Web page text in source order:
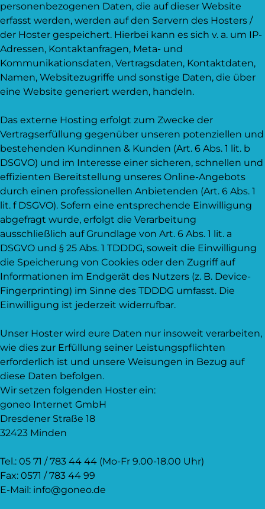
personenbezogenen Daten, die auf dieser Website
erfasst werden, werden auf den Servern des Hosters /
der Hoster gespeichert. Hierbei kann es sich v. a. um IP-
Adressen, Kontaktanfragen, Meta- und
Kommunikationsdaten, Vertragsdaten, Kontaktdaten,
Namen, Websitezugriffe und sonstige Daten, die über
eine Website generiert werden, handeln.
Das externe Hosting erfolgt zum Zwecke der
Vertragserfüllung gegenüber unseren potenziellen und
bestehenden Kundinnen & Kunden (Art. 6 Abs. 1 lit. b
DSGVO) und im Interesse einer sicheren, schnellen und
effizienten Bereitstellung unseres Online-Angebots
durch einen professionellen Anbietenden (Art. 6 Abs. 1
lit. f DSGVO). Sofern eine entsprechende Einwilligung
abgefragt wurde, erfolgt die Verarbeitung
ausschließlich auf Grundlage von Art. 6 Abs. 1 lit. a
DSGVO und § 25 Abs. 1 TDDDG, soweit die Einwilligung
die Speicherung von Cookies oder den Zugriff auf
Informationen im Endgerät des Nutzers (z. B. Device-
Fingerprinting) im Sinne des TDDDG umfasst. Die
Einwilligung ist jederzeit widerrufbar.
Unser Hoster wird eure Daten nur insoweit verarbeiten,
wie dies zur Erfüllung seiner Leistungspflichten
erforderlich ist und unsere Weisungen in Bezug auf
diese Daten befolgen.
Wir setzen folgenden Hoster ein:
goneo Internet GmbH
Dresdener Straße 18
32423 Minden
Tel.: 05 71 / 783 44 44 (Mo-Fr 9.00-18.00 Uhr)
Fax: 0571 / 783 44 99
E-Mail: info@goneo.de